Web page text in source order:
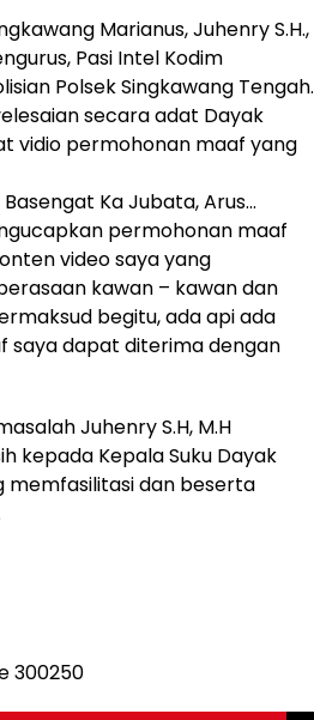
Marianus, Juhenry S.H.,
Pasi Intel Kodim
Polsek Singkawang Tengah.
secara adat Dayak
vidio permohonan maaf yang
Ka Jubata, Arus…
permohonan maaf
video saya yang
kawan – kawan dan
begitu, ada api ada
saya dapat diterima dengan
Juhenry S.H, M.H
kepada Kepala Suku Dayak
memfasilitasi dan beserta